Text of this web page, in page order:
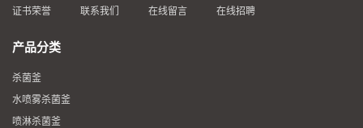
证书荣誉 联系我们 在线留言 在线招聘
产品分类
杀菌釜
水喷雾杀菌釜
喷淋杀菌釜